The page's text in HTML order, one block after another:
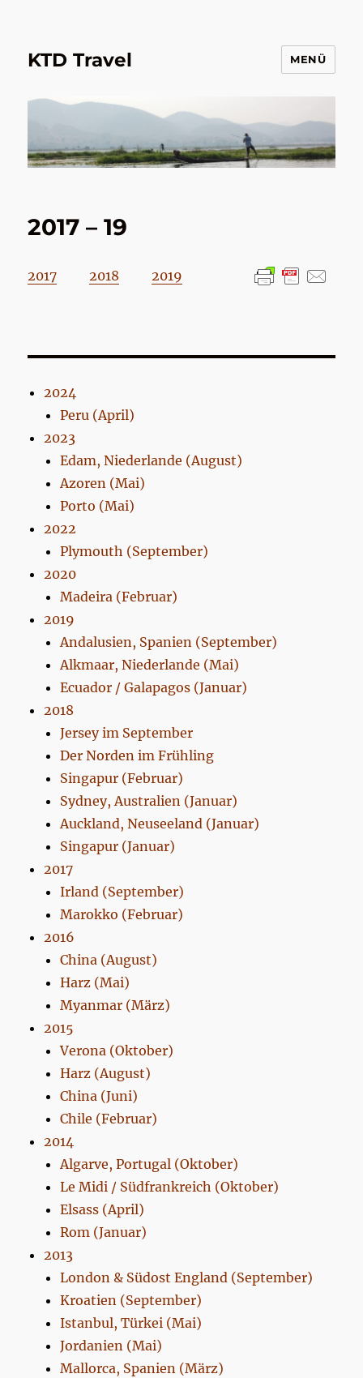
KTD Travel MENÜ
2017 – 19
2017 2018 2019
2024
Peru (April)
2023
Edam, Niederlande (August)
Azoren (Mai)
Porto (Mai)
2022
Plymouth (September)
2020
Madeira (Februar)
2019
Andalusien, Spanien (September)
Alkmaar, Niederlande (Mai)
Ecuador / Galapagos (Januar)
2018
Jersey im September
Der Norden im Frühling
Singapur (Februar)
Sydney, Australien (Januar)
Auckland, Neuseeland (Januar)
Singapur (Januar)
2017
Irland (September)
Marokko (Februar)
2016
China (August)
Harz (Mai)
Myanmar (März)
2015
Verona (Oktober)
Harz (August)
China (Juni)
Chile (Februar)
2014
Algarve, Portugal (Oktober)
Le Midi / Südfrankreich (Oktober)
Elsass (April)
Rom (Januar)
2013
London & Südost England (September)
Kroatien (September)
Istanbul, Türkei (Mai)
Jordanien (Mai)
Mallorca, Spanien (März)